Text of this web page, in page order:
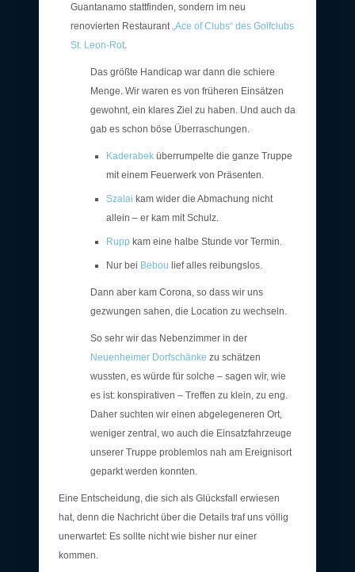
Guantanamo stattfinden, sondern im neu
renovierten Restaurant „Ace of Clubs“ des Golfclubs
St. Leon-Rot
Das größte Handicap war dann die schiere
Menge. Wir waren es von früheren Einsätzen
gewohnt, ein klares Ziel zu haben. Und auch da
gab es schon böse Überraschungen.
Kaderabek überrumpelte die ganze Truppe
mit einem Feuerwerk von Präsenten.
Szalai kam wider die Abmachung nicht
allein – er kam mit Schulz.
Rupp kam eine halbe Stunde vor Termin.
Nur bei Bebou lief alles reibungslos.
Dann aber kam Corona, so dass wir uns
gezwungen sahen, die Location zu wechseln.
So sehr wir das Nebenzimmer in der
Neuenheimer Dorfschänke zu schätzen
wussten, es würde für solche – sagen wir, wie
es ist: konspirativen – Treffen zu klein, zu eng.
Daher suchten wir einen abgelegeneren Ort,
weniger zentral, wo auch die Einsatzfahrzeuge
unserer Truppe problemlos nah am Ereignisort
geparkt werden konnten.
Eine Entscheidung, die sich als Glücksfall erwiesen
hat, denn die Nachricht über die Details traf uns völlig
unerwartet: Es sollte nicht wie bisher nur einer
kommen.